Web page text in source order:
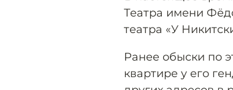
Театра имени
театра «У
Ранее обыски по
квартире у его